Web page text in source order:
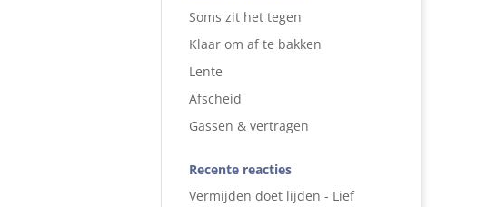
Soms zit het tegen
Klaar om af te bakken
Lente
Afscheid
Gassen & vertragen
Recente reacties
Vermijden doet lijden - Lief